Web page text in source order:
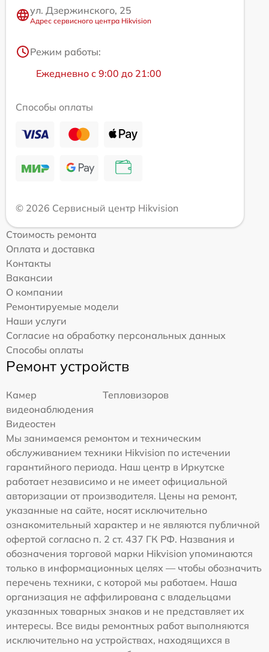
ул. Дзержинского, 25
Адрес сервисного центра Hikvision
Режим работы:
Ежедневно с 9:00 до 21:00
Способы оплаты
© 2026 Сервисный центр Hikvision
Стоимость ремонта
Оплата и доставка
Контакты
Вакансии
О компании
Ремонтируемые модели
Наши услуги
Согласие на обработку персональных данных
Способы оплаты
Ремонт устройств
Камер
видеонаблюдения
Тепловизоров
Видеостен
Мы занимаемся ремонтом и техническим
обслуживанием техники Hikvision по истечении
гарантийного периода. Наш центр в Иркутске
работает независимо и не имеет официальной
авторизации от производителя. Цены на ремонт,
указанные на сайте, носят исключительно
ознакомительный характер и не являются публичной
офертой согласно п. 2 ст. 437 ГК РФ. Названия и
обозначения торговой марки Hikvision упоминаются
только в информационных целях — чтобы обозначить
перечень техники, с которой мы работаем. Наша
организация не аффилирована с владельцами
указанных товарных знаков и не представляет их
интересы. Все виды ремонтных работ выполняются
исключительно на устройствах, находящихся в